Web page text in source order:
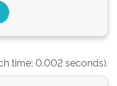
time: 0.002 seconds).